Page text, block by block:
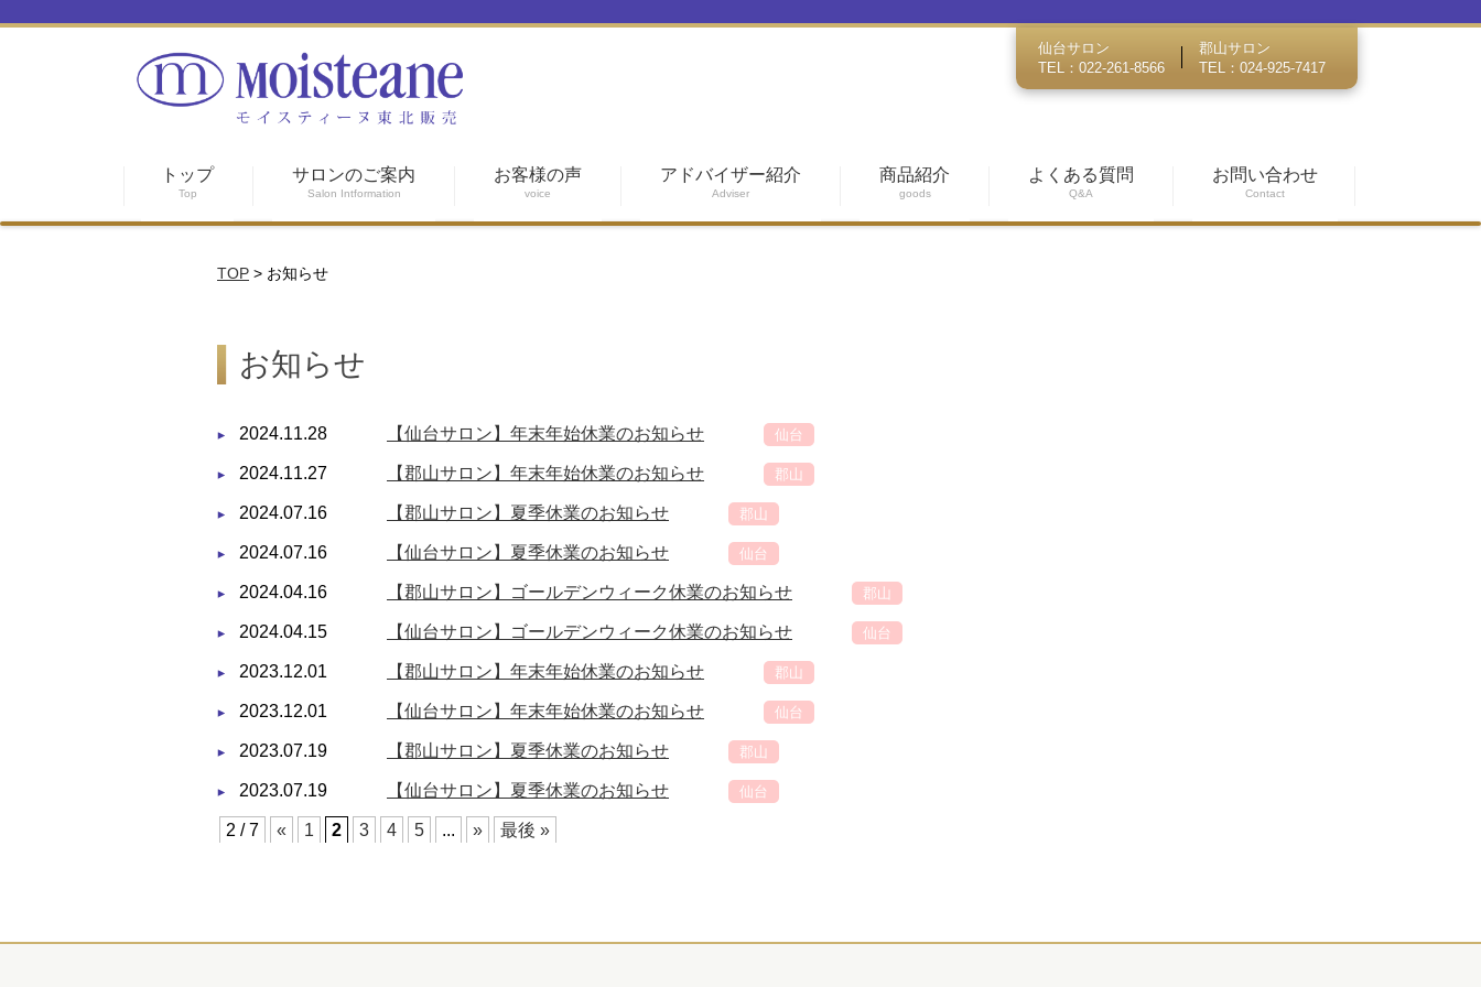
仙台サロン
TEL：022-261-8566
郡山サロン
TEL：024-925-7417
トップ
Top
サロンのご案内
Salon Intformation
お客様の声
voice
アドバイザー紹介
Adviser
商品紹介
goods
よくある質問
Q&A
お問い合わせ
Contact
TOP > お知らせ
お知らせ
2024.11.28 【仙台サロン】年末年始休業のお知らせ 仙台
2024.11.27 【郡山サロン】年末年始休業のお知らせ 郡山
2024.07.16 【郡山サロン】夏季休業のお知らせ 郡山
2024.07.16 【仙台サロン】夏季休業のお知らせ 仙台
2024.04.16 【郡山サロン】ゴールデンウィーク休業のお知らせ 郡山
2024.04.15 【仙台サロン】ゴールデンウィーク休業のお知らせ 仙台
2023.12.01 【郡山サロン】年末年始休業のお知らせ 郡山
2023.12.01 【仙台サロン】年末年始休業のお知らせ 仙台
2023.07.19 【郡山サロン】夏季休業のお知らせ 郡山
2023.07.19 【仙台サロン】夏季休業のお知らせ 仙台
2 / 7 « 1 2 3 4 5 ... » 最後 »